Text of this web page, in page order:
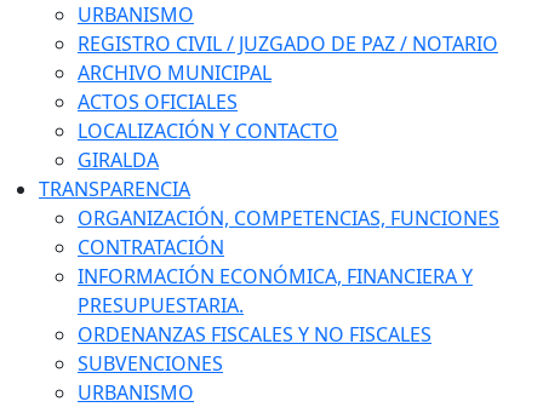
URBANISMO
REGISTRO CIVIL / JUZGADO DE PAZ / NOTARIO
ARCHIVO MUNICIPAL
ACTOS OFICIALES
LOCALIZACIÓN Y CONTACTO
GIRALDA
TRANSPARENCIA
ORGANIZACIÓN, COMPETENCIAS, FUNCIONES
CONTRATACIÓN
INFORMACIÓN ECONÓMICA, FINANCIERA Y
PRESUPUESTARIA.
ORDENANZAS FISCALES Y NO FISCALES
SUBVENCIONES
URBANISMO